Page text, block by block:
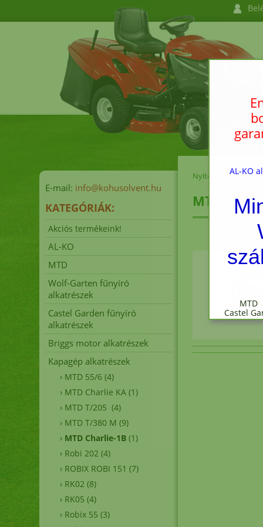
E-mail: info@kohusolvent.hu
KATEGÓRIÁK:
Akciós termékeink!
AL-KO
MTD
Wolf-Garten fűnyíró
alkatrészek
Castel Garden fűnyíró
alkatrészek
Briggs motor alkatrészek
Kapagép alkatrészek
› MTD 55/6 (4)
› MTD Charlie KA (1)
› MTD T/205 (4)
› MTD T/380 M (9)
› MTD Charlie-1B (1)
› Robi 202 (4)
› ROBIX ROBI 151 (7)
› RK02 (8)
› RK05 (4)
› Robix 55 (3)
Nyitóoldal ›
MTD
AL-KO
MTD
Castel